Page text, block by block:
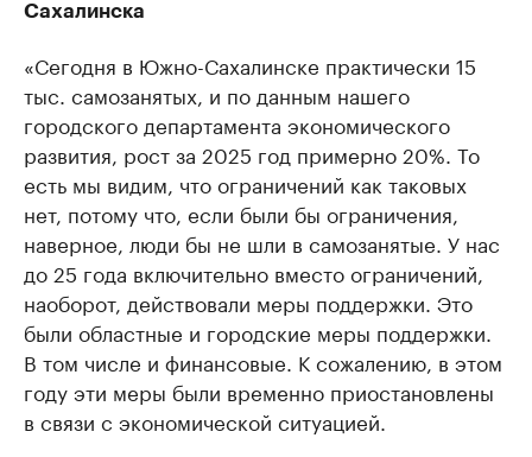
Сахалинска
«Сегодня в Южно-Сахалинске практически 15
тыс. самозанятых, и по данным нашего
городского департамента экономического
развития, рост за 2025 год примерно 20%. То
есть мы видим, что ограничений как таковых
нет, потому что, если были бы ограничения,
наверное, люди бы не шли в самозанятые. У нас
до 25 года включительно вместо ограничений,
наоборот, действовали меры поддержки. Это
были областные и городские меры поддержки.
В том числе и финансовые. К сожалению, в этом
году эти меры были временно приостановлены
в связи с экономической ситуацией.